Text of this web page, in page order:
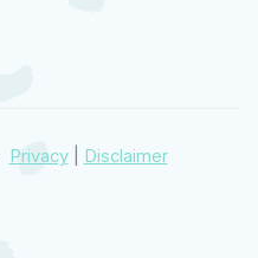
Privacy| Disclaimer